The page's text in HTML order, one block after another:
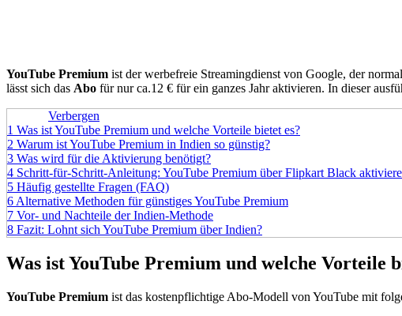
YouTube Premium ist der werbefreie Streamingdienst von Google, der
lässt sich das Abo für nur ca.12 € für ein ganzes Jahr aktivieren. In dieser
Verbergen
1 Was ist YouTube Premium und welche Vorteile bietet es?
2 Warum ist YouTube Premium in Indien so günstig?
3 Was wird für die Aktivierung benötigt?
4 Schritt-für-Schritt-Anleitung: YouTube Premium über Flipkart Black
5 Häufig gestellte Fragen (FAQ)
6 Alternative Methoden für günstiges YouTube Premium
7 Vor- und Nachteile der Indien-Methode
8 Fazit: Lohnt sich YouTube Premium über Indien?
Was istYouTube Premium und welche Vorteile
YouTube Premium ist das kostenpflichtige Abo-Modell von YouTube mit